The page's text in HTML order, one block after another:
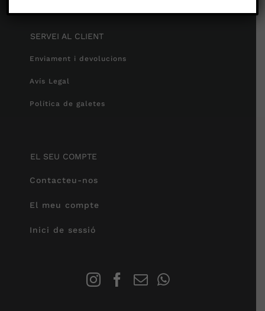
SERVEI AL CLIENT
Enviament i devolucions
Avís Legal
Política de galetes
EL SEU COMPTE
Contacteu-nos
El meu compte
Inici de sessió